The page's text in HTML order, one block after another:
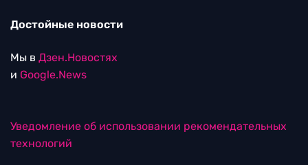
Достойные новости
Мы в Дзен.Новостях
и Google.News
Уведомление об использовании рекомендательных
технологий